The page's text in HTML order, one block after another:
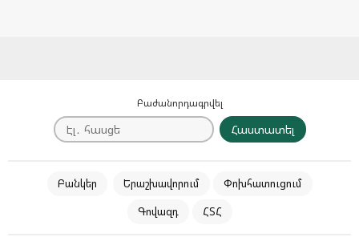
Բաժանորդագրվել
Հաստատել
Բանկեր Երաշխավորում
Փոխհատուցում
Գովազդ
ՀՏՀ